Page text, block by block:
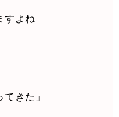
すよね
きた」